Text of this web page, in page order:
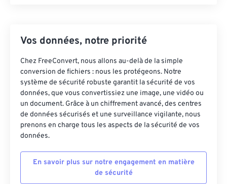
Vos données, notre priorité
Chez FreeConvert, nous allons au-delà de la simple
conversion de fichiers : nous les protégeons. Notre
système de sécurité robuste garantit la sécurité de vos
données, que vous convertissiez une image, une vidéo ou
un document. Grâce à un chiffrement avancé, des centres
de données sécurisés et une surveillance vigilante, nous
prenons en charge tous les aspects de la sécurité de vos
données.
En savoir plus sur notre engagement en matière
de sécurité